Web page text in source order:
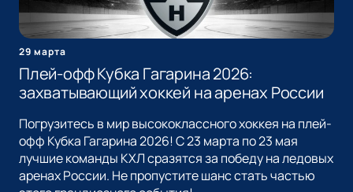
29 марта
Плей-офф Кубка Гагарина 2026:
захватывающий хоккей на аренах России
Погрузитесь в мир высококлассного хоккея на плей-
офф Кубка Гагарина 2026! С 23 марта по 23 мая
лучшие команды КХЛ сразятся за победу на ледовых
аренах России. Не пропустите шанс стать частью